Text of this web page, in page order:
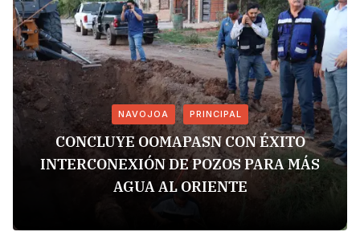
NAVOJOA PRINCIPAL
CONCLUYE OOMAPASN CON ÉXITO
INTERCONEXIÓN DE POZOS PARA MÁS
AGUA AL ORIENTE